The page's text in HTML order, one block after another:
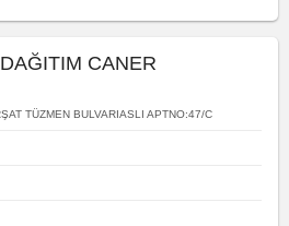
CANER
TÜZMEN BULVARIASLI APTNO:47/C